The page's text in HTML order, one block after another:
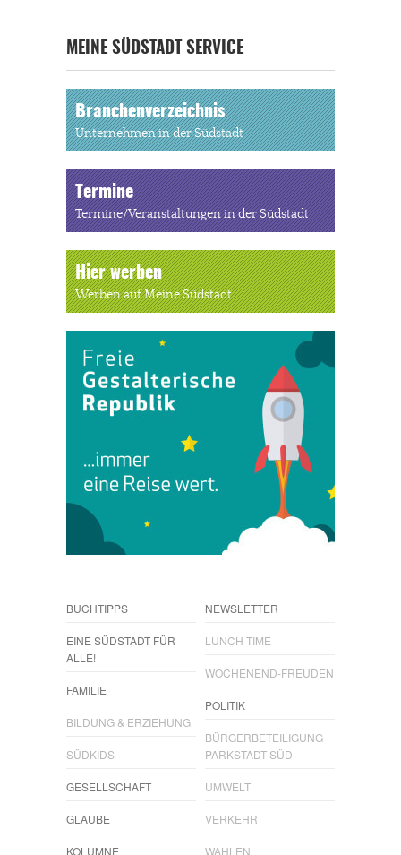
MEINE SÜDSTADT SERVICE
Branchenverzeichnis
Unternehmen in der Südstadt
Termine
Termine/Veranstaltungen in der Südstadt
Hier werben
Werben auf Meine Südstadt
BUCHTIPPS
EINE SÜDSTADT FÜR
ALLE!
FAMILIE
BILDUNG & ERZIEHUNG
SÜDKIDS
GESELLSCHAFT
GLAUBE
KOLUMNE
NEWSLETTER
LUNCH TIME
WOCHENEND-FREUDEN
POLITIK
BÜRGERBETEILIGUNG
PARKSTADT SÜD
UMWELT
VERKEHR
WAHLEN